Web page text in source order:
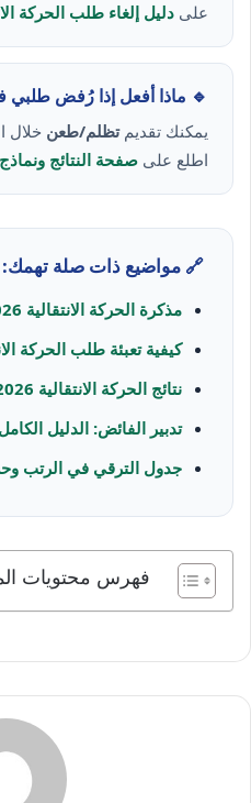
على دليل إلغاء طلب الحركة
🔹 ماذا أفعل إذا رُفض طلبي
يمكنك تقديمتظلم/طعن خلال
اطلع على صفحة النتائج
🔗 مواضيع ذات صلة تهمك:
مذكرة الحركة الانتقالية 2026 والوثائق المطلوبة
كيفية تعبئة طلب الحركة
نتائج الحركة الانتقالية 2026
تدبير الفائض: الدليل الكامل
جدول الترقي في الرتب
فهرس محتويات